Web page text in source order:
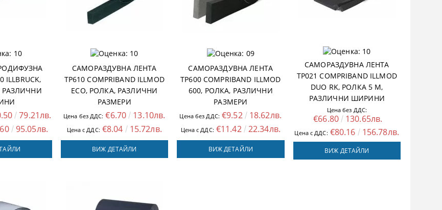
ILLBRUCK,
РАЗЛИЧНИ
79.21лв.
95.05лв.
САМОРАЗДУВНА ЛЕНТА
TP610 COMPRIBAND ILLMOD
ECO, РОЛКА, РАЗЛИЧНИ
РАЗМЕРИ
Цена без ДДС: €6.70 13.10лв.
Цена с ДДС: €8.04 15.72лв.
ВИЖ ДЕТАЙЛИ
САМОРАЗДУВНА ЛЕНТА
TP600 COMPRIBAND ILLMOD
600, РОЛКА, РАЗЛИЧНИ
РАЗМЕРИ
Цена без ДДС: €9.52 18.62лв.
Цена с ДДС: €11.42 22.34лв.
ВИЖ ДЕТАЙЛИ
САМОРАЗДУВНА ЛЕНТА
TP021 COMPRIBAND ILLMOD
DUO RK, РОЛКА 5 M,
РАЗЛИЧНИ ШИРИНИ
Цена без ДДС:
€66.80 130.65лв.
Цена с ДДС: €80.16 156.78лв.
ВИЖ ДЕТАЙЛИ